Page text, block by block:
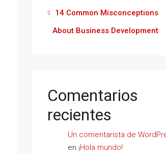
14 Common Misconceptions
About Business Development
Comentarios
recientes
Un comentarista de
en ¡Hola mundo!